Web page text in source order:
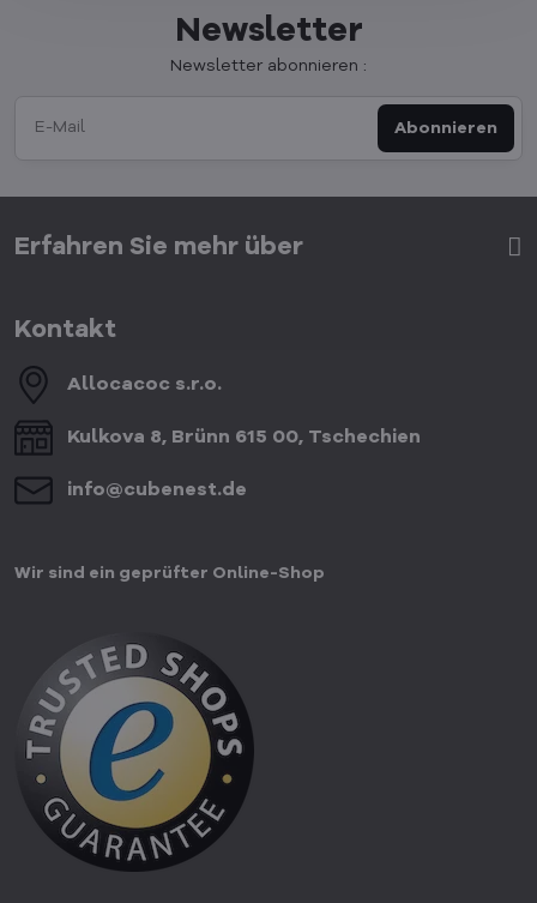
Newsletter
Newsletter abonnieren :
Abonnieren
Erfahren Sie mehr über
Kontakt
Allocacoc s​.r​.o​.
Kulkova 8, Brünn 615 00, Tschechien
info​@cubenest​.de
Wir sind ein geprüfter Online-Shop